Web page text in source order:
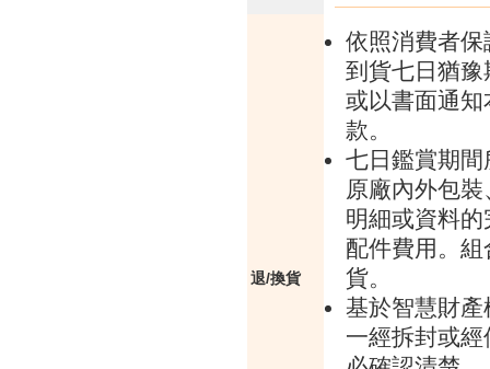
退/換貨
依照消費者
到貨七日猶
或以書面通
款。
七日鑑賞期
原廠內外包
明細或資料
配件費用。
貨。
基於智慧財
一經拆封或